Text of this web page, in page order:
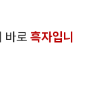
바로 흑자입니